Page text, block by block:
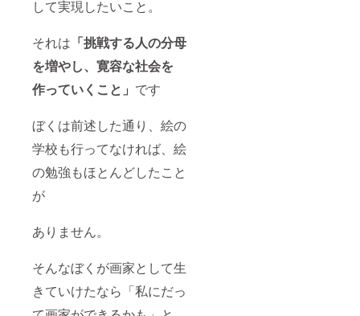
して実現したいこと。
それは 「挑戦する人の分母
を増やし、寛容な社会を
作っていくこと」 です
ぼくは前述した通り、絵の
学校も行ってなければ、絵
の勉強もほとんどしたこと
が
ありません。
そんなぼくが画家として生
きていけたなら「私にだっ